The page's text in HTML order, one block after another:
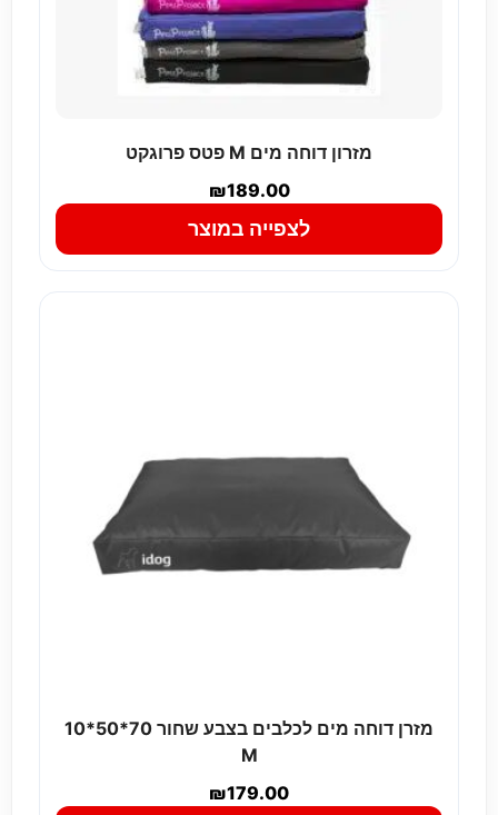
מזרון דוחה מים M פטס פרוגקט
₪189.00
לצפייה במוצר
מזרן דוחה מים לכלבים בצבע שחור 70*50*10
M
₪179.00